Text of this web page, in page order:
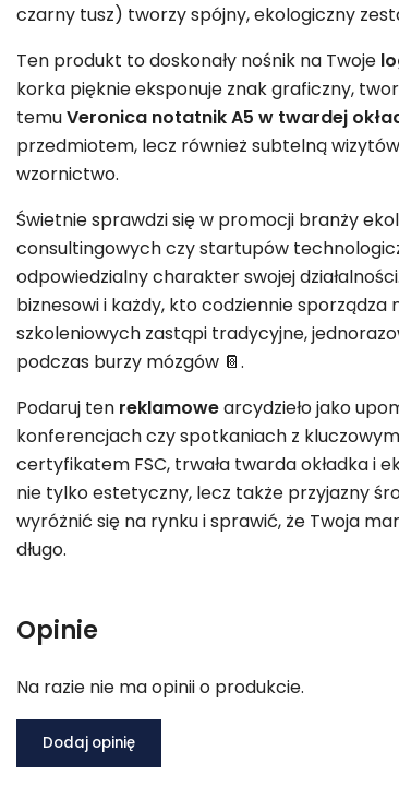
czarny tusz) tworzy spójny, ekologiczny
Ten produkt to doskonały nośnik na Twoje
korka pięknie eksponuje znak graficzny,
temuVeronica notatnik A5 w twardej
przedmiotem, lecz również subtelną
wzornictwo.
Świetnie sprawdzi się w promocji branży
consultingowych czy startupów
odpowiedzialny charakter swojej
biznesowi i każdy, kto codziennie
szkoleniowych zastąpi tradycyjne,
podczas burzy mózgów 📔.
Podaruj ten reklamowearcydzieło jako
konferencjach czy spotkaniach z
certyfikatem FSC, trwała twarda okładka i
nie tylko estetyczny, lecz także przyjazny
wyróżnić się na rynku i sprawić, że Twoja
długo.
Opinie
Na razie nie ma opinii o produkcie.
Dodaj opinię